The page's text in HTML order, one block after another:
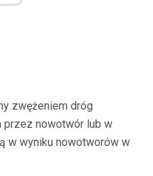
zwężeniem dróg
przez nowotwór lub w
w wyniku nowotworów w